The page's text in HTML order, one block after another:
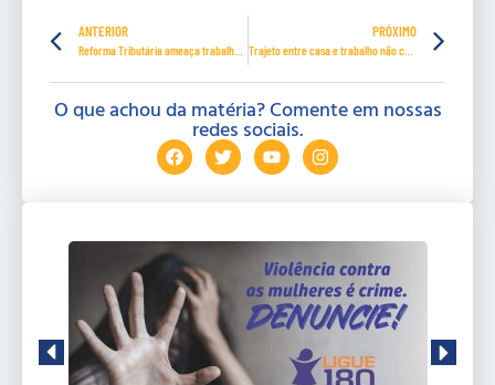
ANTERIOR PRÓXIMO
Trajeto entre casa e trabalho não conta para concessão de hora extra, diz TST
O que achou da matéria? Comente em nossas
redes sociais.